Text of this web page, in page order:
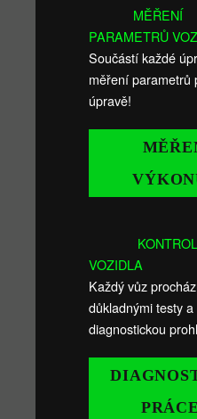
MĚŘENÍ
PARAMETRŮ
Součástí každé
měření parametrů
úpravě!
VOZIDLA
Každý vůz
důkladnými testy a
diagnostickou